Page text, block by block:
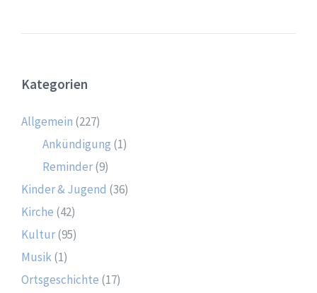
Kategorien
Allgemein (227)
Ankündigung (1)
Reminder(9)
Kinder & Jugend (36)
Kirche (42)
Kultur(95)
Musik(1)
Ortsgeschichte (17)